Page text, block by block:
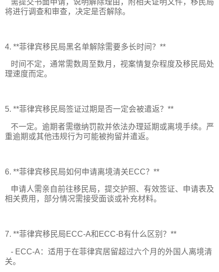
将进行调查和审查，决定是否解除。
4. **菲律宾移民局黑名单解除需要多长时间？**
时间不定，通常需数周至数月，视案情复杂程度及移民局处
理速度而定。
5. **菲律宾移民局签证过期是否一定会被遣返？**
不一定。逾期者需缴纳罚款并依法办理延期或离境手续。严
重逾期或其他违规行为可能被拘留并遣返。
6. **菲律宾移民局如何申请离境清关ECC？**
申请人需亲自前往移民局，提交护照、有效签证、申请表及
相关费用，部分情况需接受面谈或补充材料。
7. **菲律宾移民局ECC-A和ECC-B有什么区别？**
- ECC-A：适用于在菲律宾居留超过六个月的外国人离境清
关。